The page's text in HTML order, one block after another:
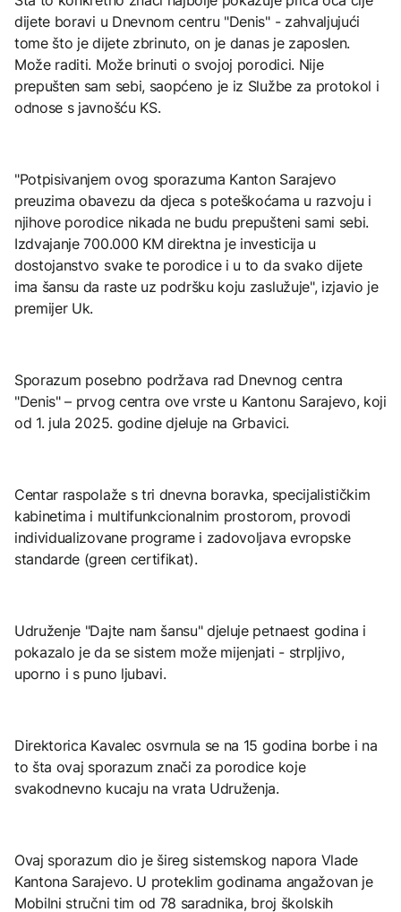
dijete boravi u Dnevnom centru "Denis" - zahvaljujući
tome što je dijete zbrinuto, on je danas je zaposlen.
Može raditi. Može brinuti o svojoj porodici. Nije
prepušten sam sebi, saopćeno je iz Službe za protokol i
odnose s javnošću KS.
"Potpisivanjem ovog sporazuma Kanton Sarajevo
preuzima obavezu da djeca s poteškoćama u razvoju i
njihove porodice nikada ne budu prepušteni sami sebi.
Izdvajanje 700.000 KM direktna je investicija u
dostojanstvo svake te porodice i u to da svako dijete
ima šansu da raste uz podršku koju zaslužuje", izjavio je
premijer Uk.
Sporazum posebno podržava rad Dnevnog centra
"Denis" – prvog centra ove vrste u Kantonu Sarajevo, koji
od 1. jula 2025. godine djeluje na Grbavici.
Centar raspolaže s tri dnevna boravka, specijalističkim
kabinetima i multifunkcionalnim prostorom, provodi
individualizovane programe i zadovoljava evropske
standarde (green certifikat).
Udruženje "Dajte nam šansu" djeluje petnaest godina i
pokazalo je da se sistem može mijenjati - strpljivo,
uporno i s puno ljubavi.
Direktorica Kavalec osvrnula se na 15 godina borbe i na
to šta ovaj sporazum znači za porodice koje
svakodnevno kucaju na vrata Udruženja.
Ovaj sporazum dio je šireg sistemskog napora Vlade
Kantona Sarajevo. U proteklim godinama angažovan je
Mobilni stručni tim od 78 saradnika, broj školskih